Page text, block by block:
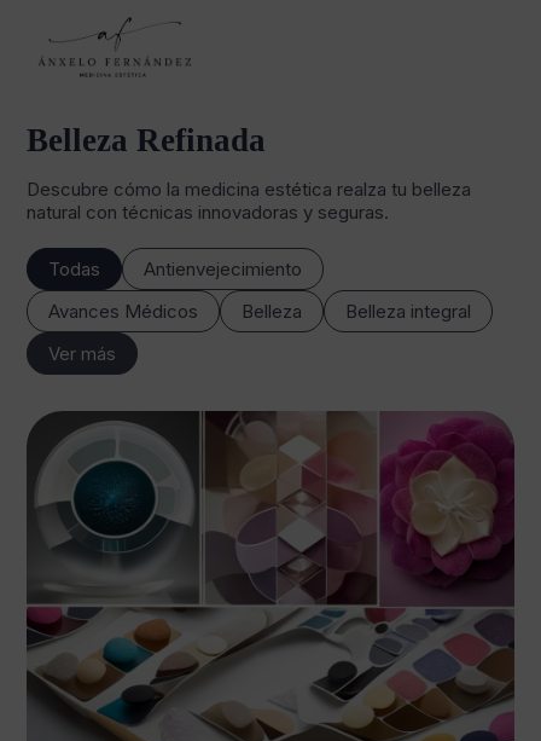
Belleza Refinada
Descubre cómo la medicina estética realza tu belleza
natural con técnicas innovadoras y seguras.
Todas
Antienvejecimiento
Avances Médicos
Belleza
Belleza integral
Ver más